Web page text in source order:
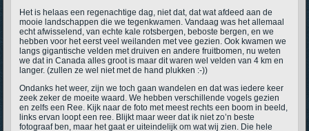
Het is helaas een regenachtige dag, niet dat, dat wat afdeed aan de
mooie landschappen die we tegenkwamen. Vandaag was het allemaal
echt afwisselend, van echte kale rotsbergen, beboste bergen, en we
hebben voor het eerst veel weilanden met vee gezien. Ook kwamen we
langs gigantische velden met druiven en andere fruitbomen, nu weten
we dat in Canada alles groot is maar dit waren wel velden van 4 km en
langer. (zullen ze wel niet met de hand plukken :-))
Ondanks het weer, zijn we toch gaan wandelen en dat was iedere keer
zeek zeker de moeite waard. We hebben verschillende vogels gezien
en zelfs een Ree. Kijk naar de foto met meest rechts een boom in beeld,
links ervan loopt een ree. Blijkt maar weer dat ik niet zo’n beste
fotograaf ben, maar het gaat er uiteindelijk om wat wij zien. Die hele